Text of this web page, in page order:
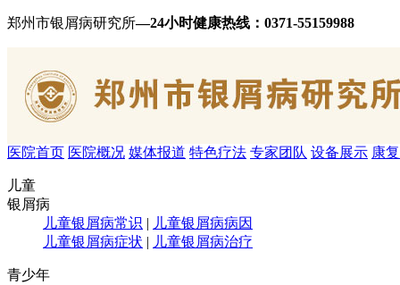
郑州市银屑病研究所—24小时健康热线： 0371-55159988
医院首页 医院概况 媒体报道 特色疗法 专家团队 设备展示 康
儿童
银屑病
儿童银屑病常识 | 儿童银屑病病因
儿童银屑病症状 | 儿童银屑病治疗
青少年